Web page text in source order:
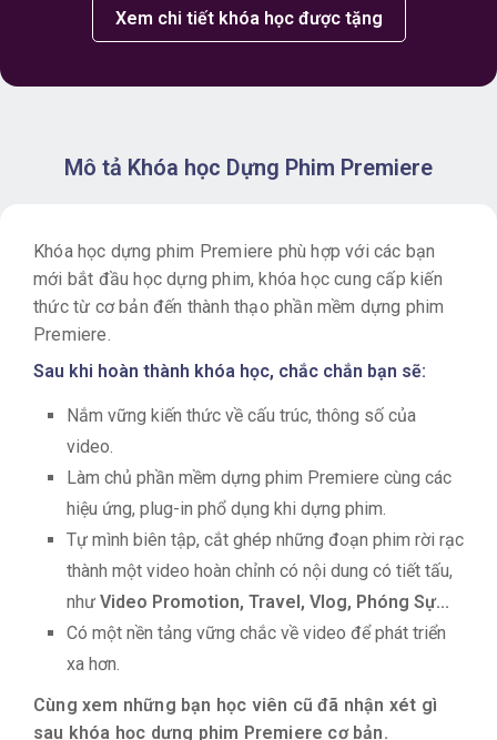
Xem chi tiết khóa học được tặng
Mô tả Khóa học Dựng Phim Premiere
Khóa học dựng phim Premiere phù hợp với các bạn
mới bắt đầu học dựng phim, khóa học cung cấp kiến
thức từ cơ bản đến thành thạo phần mềm dựng phim
Premiere.
Sau khi hoàn thành khóa học, chắc chắn bạn sẽ:
Nắm vững kiến thức về cấu trúc, thông số của
video.
Làm chủ phần mềm dựng phim Premiere cùng các
hiệu ứng, plug-in phổ dụng khi dựng phim.
Tự mình biên tập, cắt ghép những đoạn phim rời rạc
thành một video hoàn chỉnh có nội dung có tiết tấu,
như Video Promotion, Travel, Vlog, Phóng Sự...
Có một nền tảng vững chắc về video để phát triển
xa hơn.
Cùng xem những bạn học viên cũ đã nhận xét gì
sau khóa học dựng phim Premiere cơ bản.